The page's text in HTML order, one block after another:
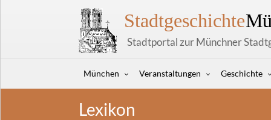
Stadtgeschichte
Stadtportal zur Münchner
München Veranstaltungen Geschichte
Lexikon